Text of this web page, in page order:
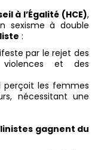
à l’Égalité (HCE),
sexisme à double
:
par le rejet des
et des
perçoit les femmes
nécessitant une
gagnent du